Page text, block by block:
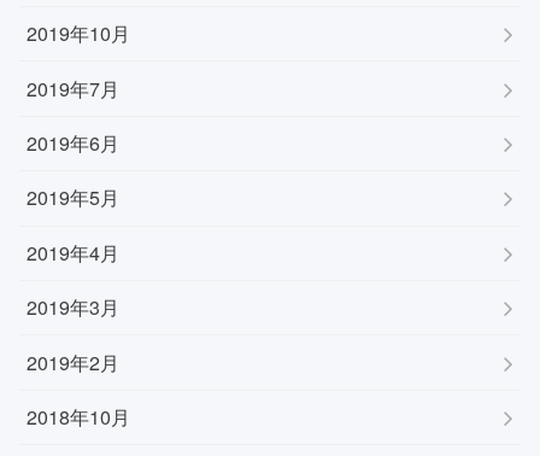
2019年10月
2019年7月
2019年6月
2019年5月
2019年4月
2019年3月
2019年2月
2018年10月